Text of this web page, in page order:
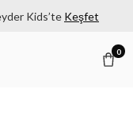
Kids’te Keşfet
0